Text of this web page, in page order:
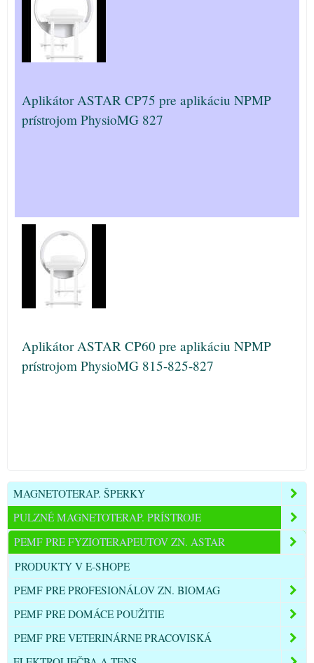
Aplikátor ASTAR CP75 pre aplikáciu NPMP
prístrojom PhysioMG 827
Aplikátor ASTAR CP60 pre aplikáciu NPMP
prístrojom PhysioMG 815-825-827
MAGNETOTERAP. ŠPERKY
PULZNÉ MAGNETOTERAP. PRÍSTROJE
PEMF PRE FYZIOTERAPEUTOV ZN. ASTAR
PRODUKTY V E-SHOPE
PEMF PRE PROFESIONÁLOV ZN. BIOMAG
PEMF PRE DOMÁCE POUŽITIE
PEMF PRE VETERINÁRNE PRACOVISKÁ